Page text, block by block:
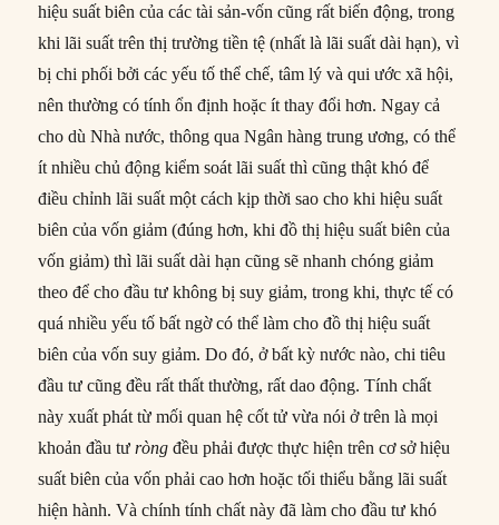
hiệu suất biên của các tài sản-vốn cũng rất biến động, trong
khi lãi suất trên thị trường tiền tệ (nhất là lãi suất dài hạn), vì
bị chi phối bởi các yếu tố thể chế, tâm lý và qui ước xã hội,
nên thường có tính ổn định hoặc ít thay đổi hơn. Ngay cả
cho dù Nhà nước, thông qua Ngân hàng trung ương, có thể
ít nhiều chủ động kiểm soát lãi suất thì cũng thật khó để
điều chỉnh lãi suất một cách kịp thời sao cho khi hiệu suất
biên của vốn giảm (đúng hơn, khi đồ thị hiệu suất biên của
vốn giảm) thì lãi suất dài hạn cũng sẽ nhanh chóng giảm
theo để cho đầu tư không bị suy giảm, trong khi, thực tế có
quá nhiều yếu tố bất ngờ có thể làm cho đồ thị hiệu suất
biên của vốn suy giảm. Do đó, ở bất kỳ nước nào, chi tiêu
đầu tư cũng đều rất thất thường, rất dao động. Tính chất
này xuất phát từ mối quan hệ cốt tử vừa nói ở trên là mọi
khoản đầu tưròng đều phải được thực hiện trên cơ sở hiệu
suất biên của vốn phải cao hơn hoặc tối thiểu bằng lãi suất
hiện hành. Và chính tính chất này đã làm cho đầu tư khó